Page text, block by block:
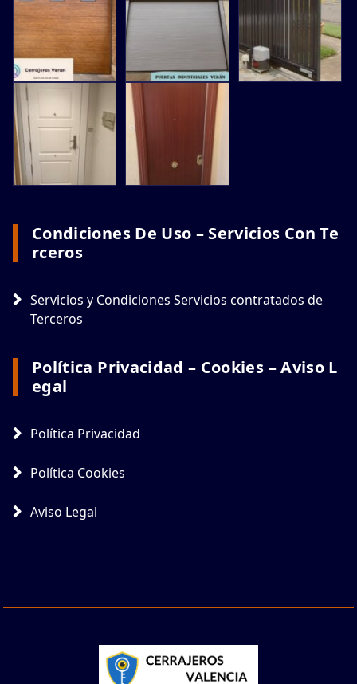
Condiciones De Uso – Servicios Con Te
Rceros
Servicios y Condiciones Servicios contratados de
Terceros
Política Privacidad – Cookies – Aviso L
Egal
Política Privacidad
Política Cookies
Aviso Legal